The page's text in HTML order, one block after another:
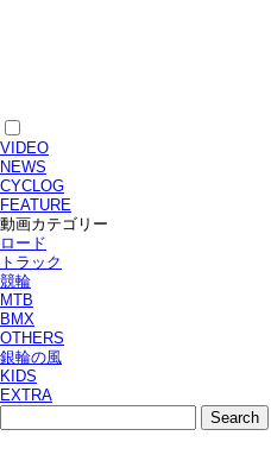
VIDEO
NEWS
CYCLOG
FEATURE
動画カテゴリー
ロード
トラック
競輪
MTB
BMX
OTHERS
銀輪の風
KIDS
EXTRA